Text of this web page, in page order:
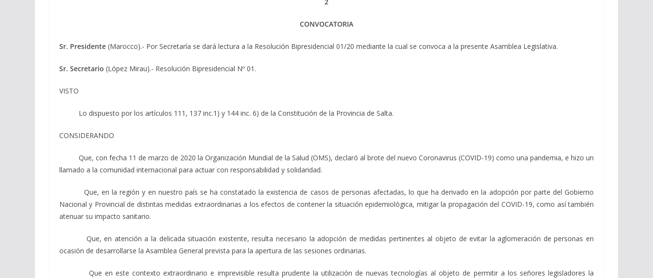
CONVOCATORIA
Sr. Presidente (Marocco).- Por Secretaría se dará lectura a la Resolución Bipresidencial 01/20 mediante la cual se convoca a la presente Asamblea Legislativa.
Sr. Secretario (López Mirau).- Resolución Bipresidencial Nº 01.
VISTO
Lo dispuesto por los artículos 111, 137 inc.1) y 144 inc. 6) de la Constitución de la Provincia de Salta.
CONSIDERANDO
Que, con fecha 11 de marzo de 2020 la Organización Mundial de la Salud (OMS), declaró al brote del nuevo Coronavirus (COVID-19) como una pandemia, e hizo un
llamado a la comunidad internacional para actuar con responsabilidad y solidaridad.
Que, en la región y en nuestro país se ha constatado la existencia de casos de personas afectadas, lo que ha derivado en la adopción por parte del Gobierno
Nacional y Provincial de distintas medidas extraordinarias a los efectos de contener la situación epidemiológica, mitigar la propagación del COVID-19, como así también
atenuar su impacto sanitario.
Que, en atención a la delicada situación existente, resulta necesario la adopción de medidas pertinentes al objeto de evitar la aglomeración de personas en
ocasión de desarrollarse la Asamblea General prevista para la apertura de las sesiones ordinarias.
Que en este contexto extraordinario e imprevisible resulta prudente la utilización de nuevas tecnologías al objeto de permitir a los señores legisladores la